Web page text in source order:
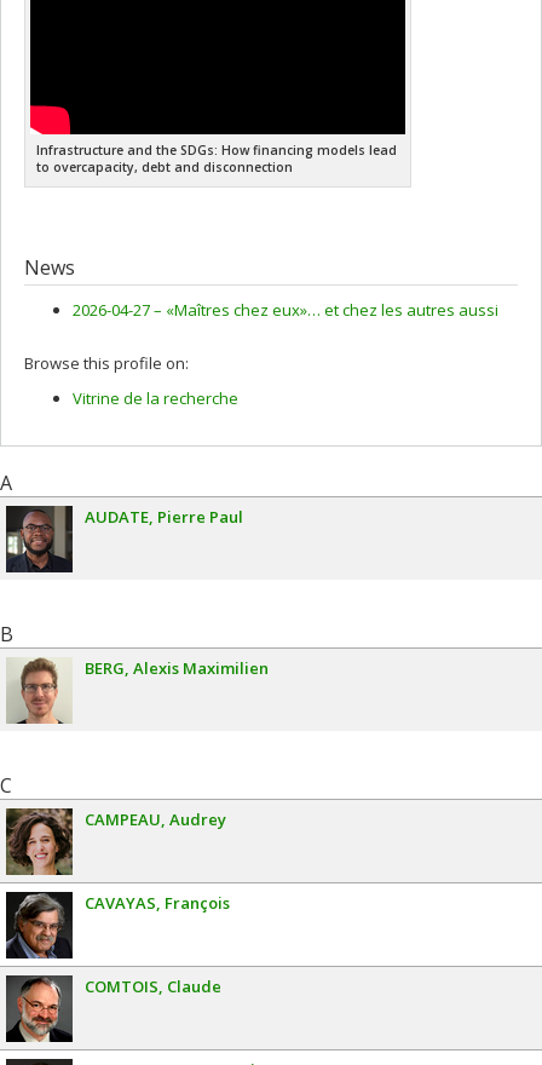
Infrastructure and the SDGs: How financing models lead
to overcapacity, debt and disconnection
News
2026-04-27 – «Maîtres chez eux»… et chez les autres aussi
Browse this profile on:
Vitrine de la recherche
A
AUDATE Pierre Paul
B
BERG Alexis Maximilien
C
CAMPEAU Audrey
CAVAYAS François
COMTOIS Claude